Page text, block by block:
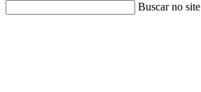
Buscar no site